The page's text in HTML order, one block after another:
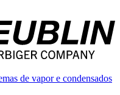
de vapor e condensados